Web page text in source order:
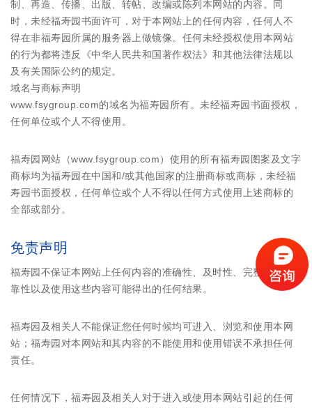
制、再造、传播、出版、转帖、改编或陈列本网站的内容。同
时，未经福寿园书面许可，对于本网站上的任何内容，任何人不
得在非福寿园所属的服务器上做镜像。任何未经授权使用本网站
的行为都将违反《中华人民共和国著作权法》和其他法律法规以
及有关国际公约的规定。
域名与商标声明
www.fsygroup.com的域名为福寿园所有。未经福寿园书面授权，
任何单位或个人不得使用。
福寿园网站（www.fsygroup.com）使用的所有福寿园图案及文字
商标均为福寿园在中国和/或其他国家的注册商标或商标，未经福
寿园书面授权，任何单位或个人不得以任何方式使用上述商标的
全部或部分。
免责声明
福寿园不保证本网站上任何内容的准确性、及时性、完整性和可
靠性以及使用这些内容可能得出的任何结果。
福寿园及相关人不能保证您任何时候均可进入、浏览和使用本网
站；福寿园对本网站和其内容的不能使用和使用错误不承担任何
责任。
任何情况下，福寿园及相关人对于进入或使用本网站引起的任何